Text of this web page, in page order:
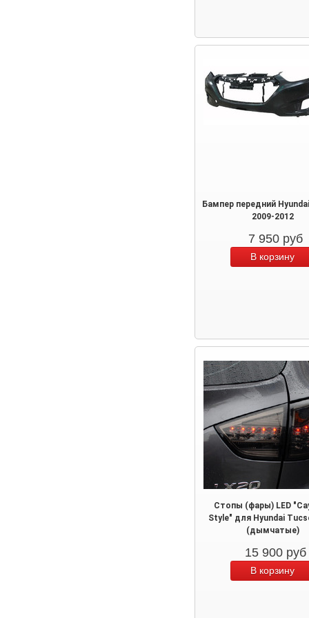
Бампер передний
2009-2012
7 950 руб
Стопы (фары) LED
Style" для Hyundai
(дымчатые)
15 900 руб